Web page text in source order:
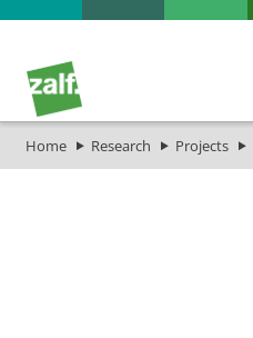
Home Research Projects